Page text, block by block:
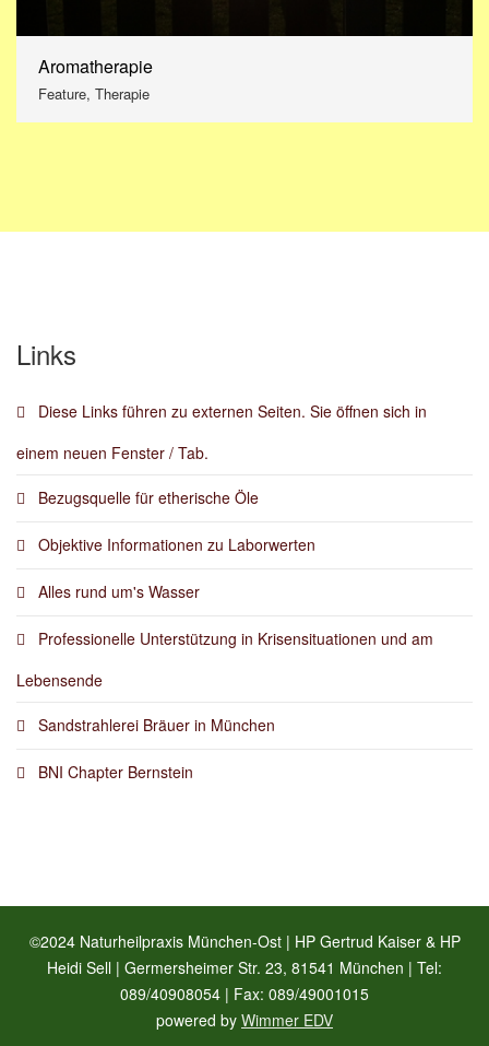
Aromatherapie
Feature, Therapie
Links
Diese Links führen zu externen Seiten. Sie öffnen sich in
einem neuen Fenster / Tab.
Bezugsquelle für etherische Öle
Objektive Informationen zu Laborwerten
Alles rund um's Wasser
Professionelle Unterstützung in Krisensituationen und am
Lebensende
Sandstrahlerei Bräuer in München
BNI Chapter Bernstein
©2024 Naturheilpraxis München-Ost | HP Gertrud Kaiser & HP
Heidi Sell | Germersheimer Str. 23, 81541 München | Tel:
089/40908054 | Fax: 089/49001015
powered by Wimmer EDV